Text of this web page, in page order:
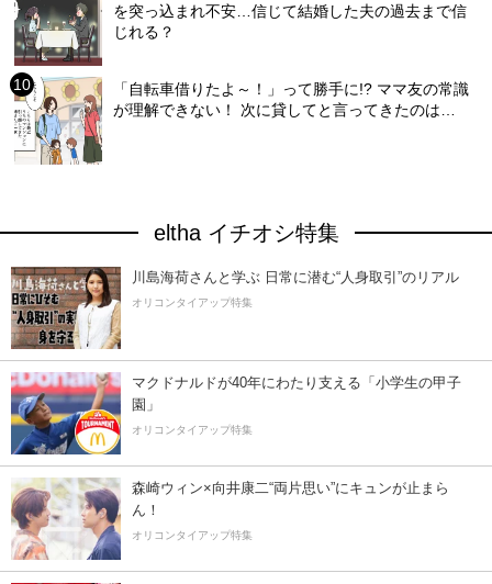
を突っ込まれ不安…信じて結婚した夫の過去まで信
じれる？
「自転車借りたよ～！」って勝手に!? ママ友の常識
が理解できない！ 次に貸してと言ってきたのは…
eltha イチオシ特集
川島海荷さんと学ぶ 日常に潜む“人身取引”のリアル
オリコンタイアップ特集
マクドナルドが40年にわたり支える「小学生の甲子
園」
オリコンタイアップ特集
森崎ウィン×向井康二“両片思い”にキュンが止まら
ん！
オリコンタイアップ特集